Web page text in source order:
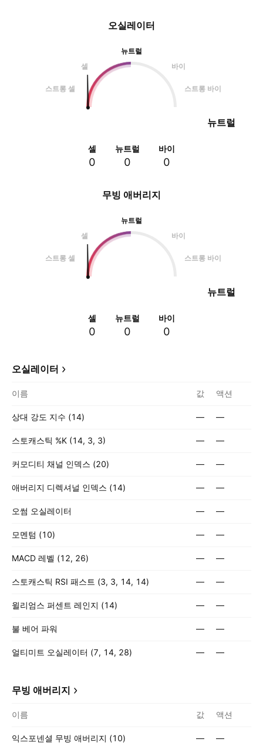
오실레이터
뉴트럴
셀
바이
스트롱 셀 스트롱 바이
뉴트럴
셀
0
뉴트럴
0
바이
0
무빙 애버리지
뉴트럴
셀
바이
스트롱 셀 스트롱 바이
뉴트럴
셀
0
뉴트럴
0
바이
0
오실레이터
이름 값 액션
상대 강도 지수 (14) — —
스토캐스틱 %K (14, 3, 3) — —
커모디티 채널 인덱스 (20) — —
애버리지 디렉셔널 인덱스 (14) — —
오썸 오실레이터 — —
모멘텀 (10) — —
MACD 레벨 (12, 26) — —
스토캐스틱 RSI 패스트 (3, 3, 14, 14) — —
윌리엄스 퍼센트 레인지 (14) — —
불 베어 파워 — —
얼티미트 오실레이터 (7, 14, 28) — —
무빙 애버리지
이름 값 액션
익스포넨셜 무빙 애버리지 (10) — —